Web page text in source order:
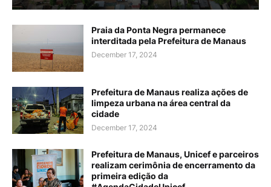
Praia da Ponta Negra permanece
interditada pela Prefeitura de Manaus
December 17, 2024
Prefeitura de Manaus realiza ações de
limpeza urbana na área central da
cidade
December 17, 2024
Prefeitura de Manaus, Unicef e parceiros
realizam cerimônia de encerramento da
primeira edição da